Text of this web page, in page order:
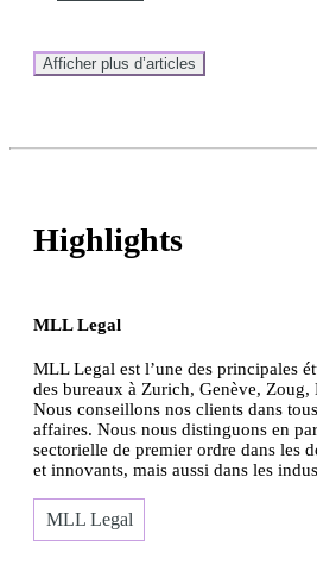
Afficher plus d’articles
Highlights
MLL Legal
MLL Legal est l’une des principales
des bureaux à Zurich, Genève,
Nous conseillons nos clients dans
affaires. Nous nous distinguons en
sectorielle de premier ordre dans les
et innovants, mais aussi dans les
MLL Legal